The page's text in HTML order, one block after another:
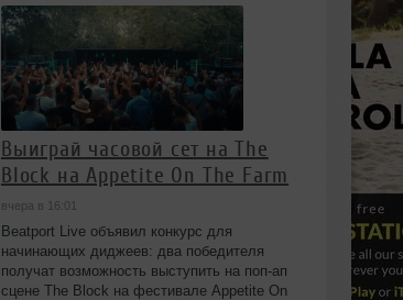
Выиграй часовой сет на The
Block на Appetite On The Farm
вчера в 16:01
Beatport Live объявил конкурс для
начинающих диджеев: два победителя
получат возможность выступить на поп‑ап
сцене The Block на фестивале Appetite On